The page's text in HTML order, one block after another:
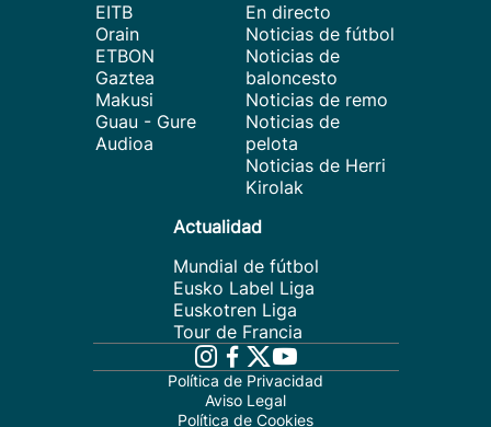
EITB
Orain
ETBON
Gaztea
Makusi
Guau - Gure
Audioa
En directo
Noticias de fútbol
Noticias de
baloncesto
Noticias de remo
Noticias de
pelota
Noticias de Herri
Kirolak
Actualidad
Mundial de fútbol
Eusko Label Liga
Euskotren Liga
Tour de Francia
Política de Privacidad
Aviso Legal
Política de Cookies